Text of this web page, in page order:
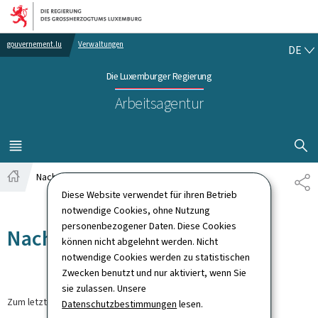
Diese Website verwendet für ihren Betrieb
notwendige Cookies, ohne Nutzung
personenbezogener Daten. Diese Cookies
können nicht abgelehnt werden. Nicht
notwendige Cookies werden zu statistischen
Zwecken benutzt und nur aktiviert, wenn Sie
sie zulassen. Unsere
Datenschutzbestimmungen lesen.
Zur Hauptnavigation
Zum Inhalt
gouvernement.lu Verwaltungen
Die Luxemburger Regierung
Arbeitsagentur
DE
MENÜ
HAUPT-
Startseite
Nachrichten
Nachrichten
Zum letzten Mal aktualisiert am30.03.2026